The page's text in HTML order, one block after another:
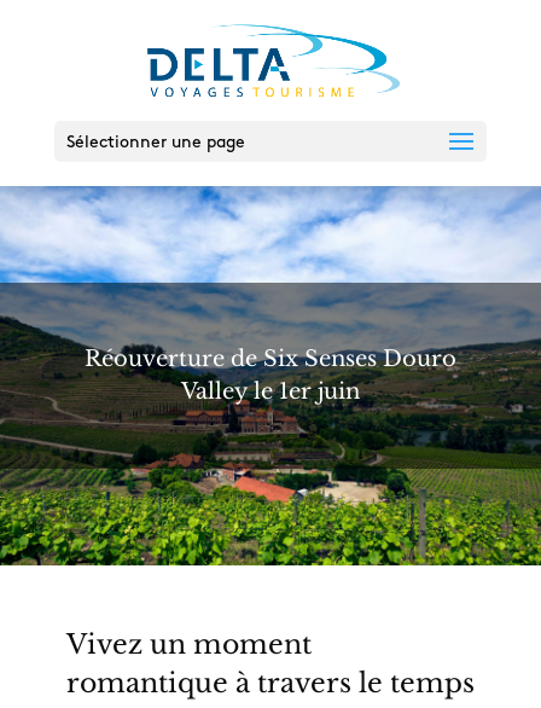
Sélectionner une page
Réouverture de Six Senses Douro
Valley le 1er juin
Vivez un moment
romantique à travers le temps